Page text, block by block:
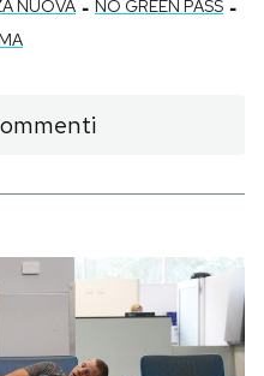
NUOVA NO GREEN PASS